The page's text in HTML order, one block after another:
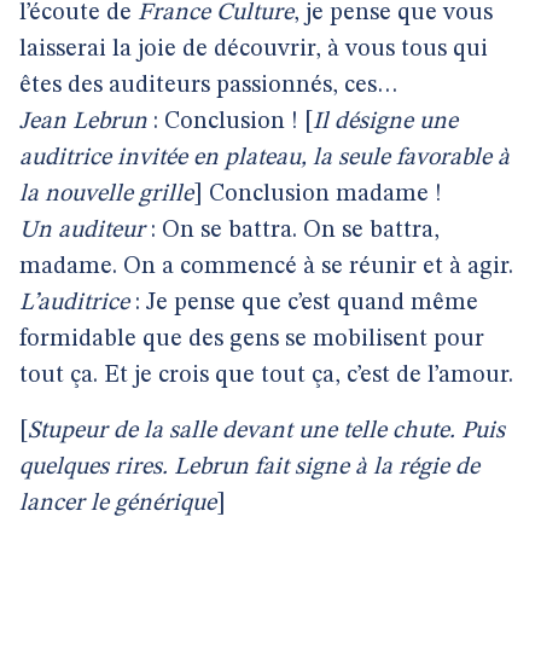
l’écoute de France Culture, je pense que vous
laisserai la joie de découvrir, à vous tous qui
êtes des auditeurs passionnés, ces…
Jean Lebrun : Conclusion ! [ Il désigne une
auditrice invitée en plateau, la seule favorable à
la nouvelle grille] Conclusion madame !
Un auditeur: On se battra. On se battra,
madame. On a commencé à se réunir et à agir.
L’auditrice: Je pense que c’est quand même
formidable que des gens se mobilisent pour
tout ça. Et je crois que tout ça, c’est de l’amour.
Stupeur de la salle devant une telle chute. Puis
quelques rires. Lebrun fait signe à la régie de
lancer le générique]